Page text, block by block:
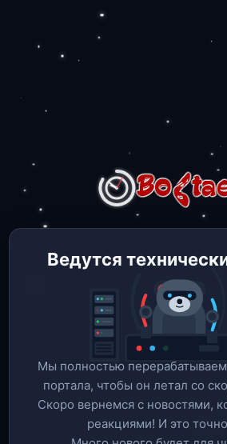
Ведутся
Мы полностью
портала, чтобы он летал со
Скоро вернемся c новостями,
реакциями! И это